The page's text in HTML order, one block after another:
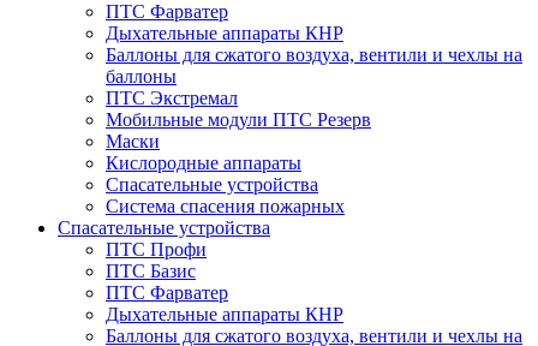
ПТС Фарватер
Дыхательные аппараты КНР
Баллоны для сжатого воздуха, вентили и чехлы на
баллоны
ПТС Экстремал
Мобильные модули ПТС Резерв
Маски
Кислородные аппараты
Спасательные устройства
Система спасения пожарных
Спасательные устройства
ПТС Профи
ПТС Базис
ПТС Фарватер
Дыхательные аппараты КНР
Баллоны для сжатого воздуха, вентили и чехлы на